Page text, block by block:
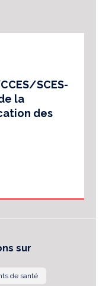
SCES-
la
des
sur
de santé